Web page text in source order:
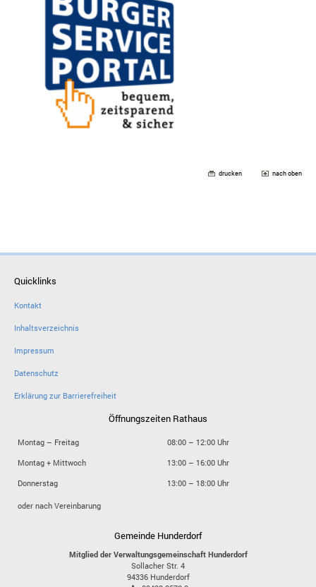
drucken nach oben
Quicklinks
Kontakt
Inhaltsverzeichnis
Impressum
Datenschutz
Erklärung zur Barrierefreiheit
Öffnungszeiten Rathaus
Montag – Freitag
08:00 – 12:00 Uhr
Montag + Mittwoch
13:00 – 16:00 Uhr
Donnerstag
13:00 – 18:00 Uhr
oder nach Vereinbarung
Gemeinde Hunderdorf
Mitglied der Verwaltungsgemeinschaft Hunderdorf
Sollacher Str. 4
94336 Hunderdorf